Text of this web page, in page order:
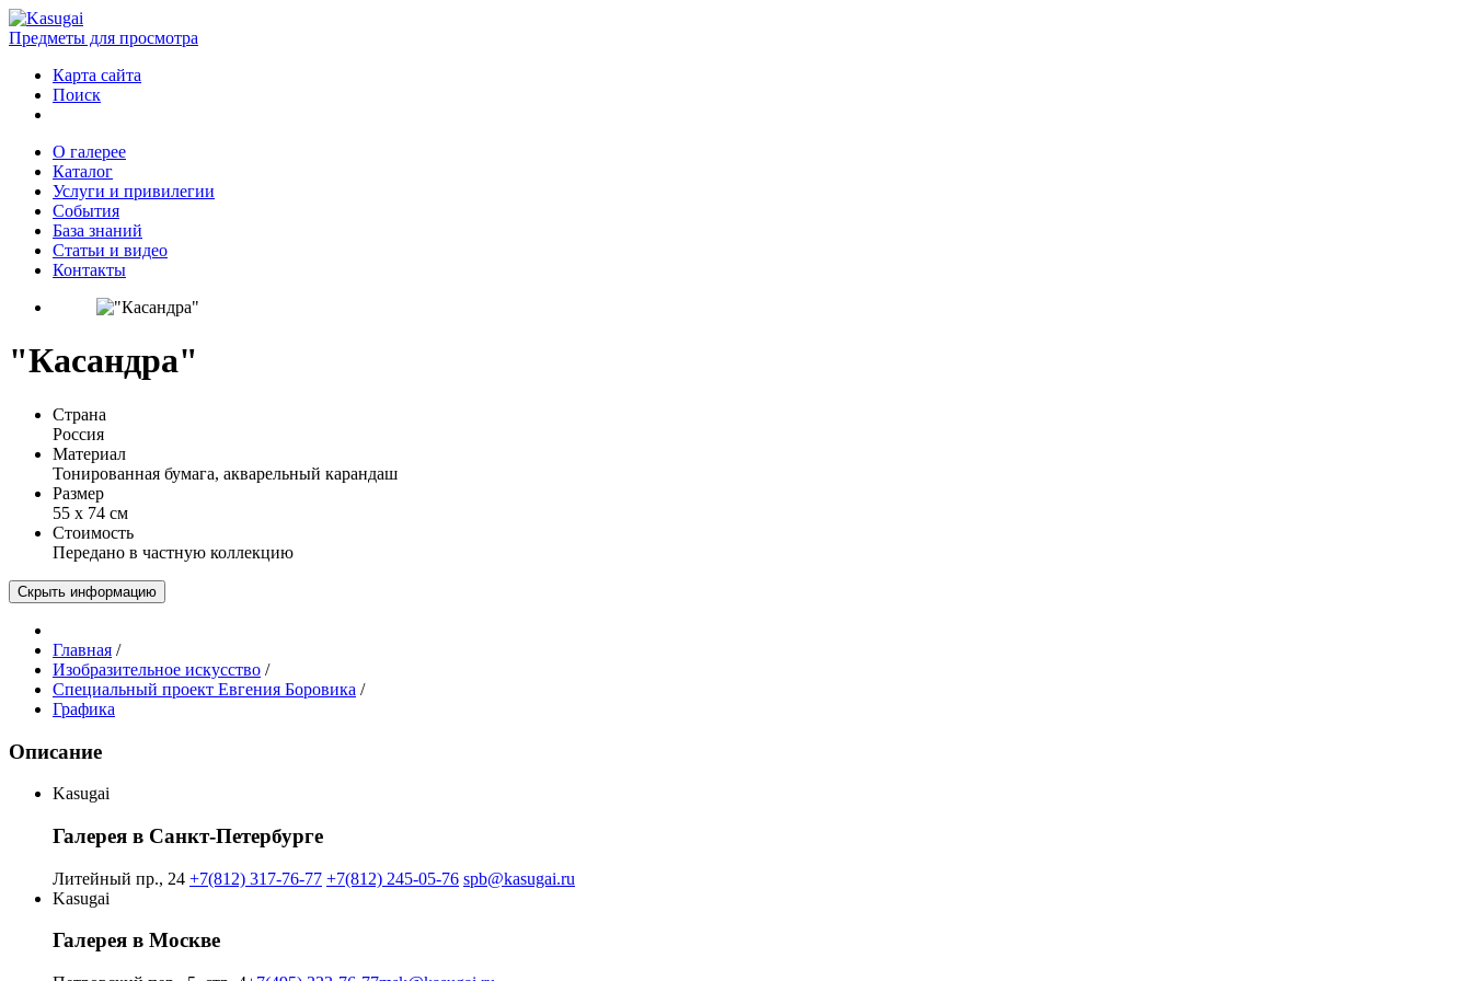
Предметы для просмотра
Карта сайта
Поиск
О галерее
Каталог
Услуги и привилегии
События
База знаний
Статьи и видео
Контакты
"Касандра"
Страна
Россия
Материал
Тонированная бумага, акварельный карандаш
Размер
55 х 74 см
Стоимость
Передано в частную коллекцию
Скрыть информацию
Главная /
Изобразительное искусство /
Специальный проект Евгения Боровика /
Графика
Описание
Kasugai
Галерея в Санкт-Петербурге
Литейный пр., 24 +7(812) 317-76-77 +7(812) 245-05-76 spb@kasugai.ru
Kasugai
Галерея в Москве